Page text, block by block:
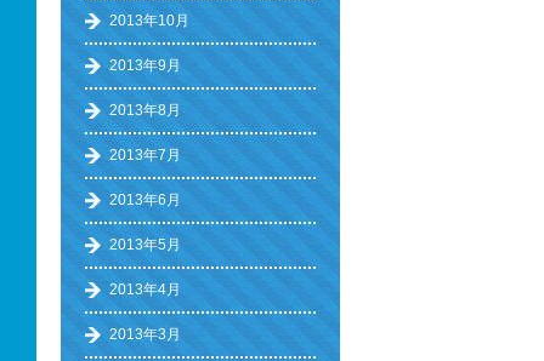
2013年10月
2013年9月
2013年8月
2013年7月
2013年6月
2013年5月
2013年4月
2013年3月